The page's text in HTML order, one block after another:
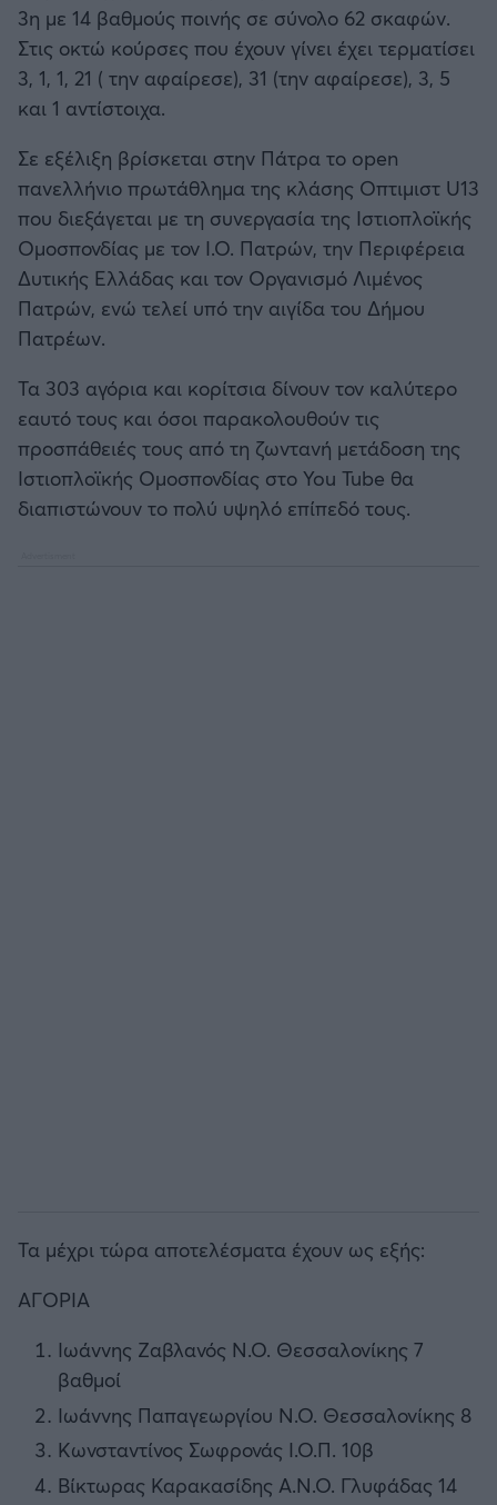
3η με 14 βαθμούς ποινής σε σύνολο 62 σκαφών.
Στις οκτώ κούρσες που έχουν γίνει έχει τερματίσει
3, 1, 1, 21 ( την αφαίρεσε), 31 (την αφαίρεσε), 3, 5
και 1 αντίστοιχα.
Σε εξέλιξη βρίσκεται στην Πάτρα το open
πανελλήνιο πρωτάθλημα της κλάσης Οπτιμιστ U13
που διεξάγεται με τη συνεργασία της Ιστιοπλοϊκής
Ομοσπονδίας με τον Ι.Ο. Πατρών, την Περιφέρεια
Δυτικής Ελλάδας και τον Οργανισμό Λιμένος
Πατρών, ενώ τελεί υπό την αιγίδα του Δήμου
Πατρέων.
Τα 303 αγόρια και κορίτσια δίνουν τον καλύτερο
εαυτό τους και όσοι παρακολουθούν τις
προσπάθειές τους από τη ζωντανή μετάδοση της
Ιστιοπλοϊκής Ομοσπονδίας στο You Tube θα
διαπιστώνουν το πολύ υψηλό επίπεδό τους.
Τα μέχρι τώρα αποτελέσματα έχουν ως εξής:
ΑΓΟΡΙΑ
Ιωάννης Ζαβλανός Ν.Ο. Θεσσαλονίκης 7
βαθμοί
Ιωάννης Παπαγεωργίου Ν.Ο. Θεσσαλονίκης 8
Κωνσταντίνος Σωφρονάς Ι.Ο.Π. 10β
Βίκτωρας Καρακασίδης Α.Ν.Ο. Γλυφάδας 14